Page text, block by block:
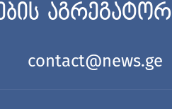
contact@news.ge